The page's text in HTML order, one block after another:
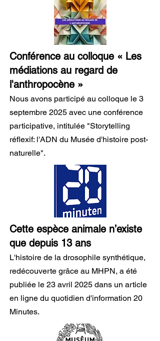
Conférence au colloque « Les
médiations au regard de
l'anthropocène »
Nous avons participé au colloque le 3
septembre 2025 avec une conférence
participative, intitulée "Storytelling
réflexif: l'ADN du Musée d'histoire post-
naturelle".
Cette espèce animale n’existe
que depuis 13 ans
L'histoire de la drosophile synthétique,
redécouverte grâce au MHPN, a été
publiée le 23 avril 2025 dans un article
en ligne du quotidien d'information 20
Minutes.